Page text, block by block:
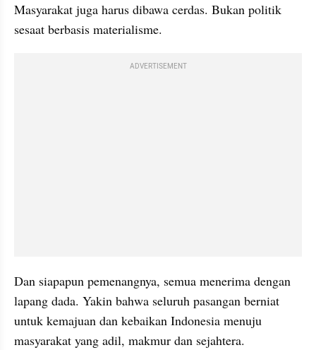
Masyarakat juga harus dibawa cerdas. Bukan politik
sesaat berbasis materialisme.
ADVERTISEMENT
Dan siapapun pemenangnya, semua menerima dengan
lapang dada. Yakin bahwa seluruh pasangan berniat
untuk kemajuan dan kebaikan Indonesia menuju
masyarakat yang adil, makmur dan sejahtera.